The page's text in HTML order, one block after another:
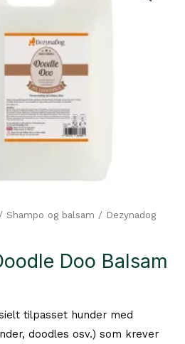
/Shampo og balsam / Dezynadog
Doo Balsam
tilpasset hunder med
doodles osv.) som krever